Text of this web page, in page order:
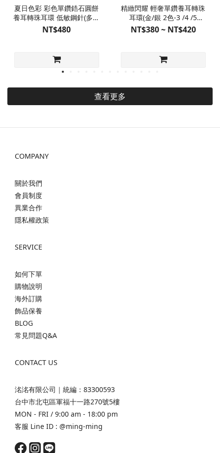
夏日色彩 彩色單鑽鋯石圓餅
養耳轉珠耳環 低敏鋼針(多色
販售)
NT$480
精緻閃耀 輕奢單鑽養耳轉珠
耳環(金/銀 2色-3 /4 /5
/6mm4種尺寸)
NT$380 ~ NT$420
查看更多
COMPANY
關於我們
會員制度
異業合作
隱私權政策
SERVICE
如何下單
購物說明
海外訂購
飾品保養
BLOG
常見問題Q&A
CONTACT US
洺洺有限公司｜統編：83300593
台中市北屯區軍福十一路270號5樓
MON - FRI / 9:00 am - 18:00 pm
客服 Line ID : @ming-ming